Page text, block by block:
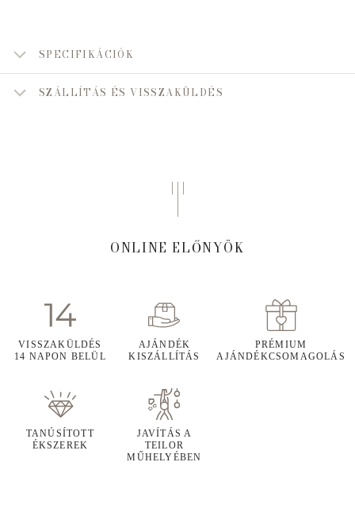
SPECIFIKÁCIÓK
SZÁLLÍTÁS ÉS VISSZAKÜLDÉS
ONLINE ELŐNYÖK
VISSZAKÜLDÉS
14 NAPON BELÜL
AJÁNDÉK
KISZÁLLÍTÁS
PRÉMIUM
AJÁNDÉKCSOMAGOLÁS
TANÚSÍTOTT
ÉKSZEREK
JAVÍTÁS A
TEILOR
MŰHELYÉBEN